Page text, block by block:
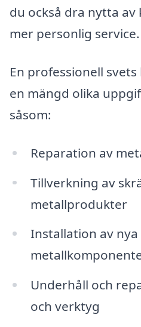
du också dra nytta
mer personlig service.
En professionell
en mängd olika
såsom:
Reparation av
Tillverkning av
metallprodukter
Installation av nya
Underhåll och
och verktyg